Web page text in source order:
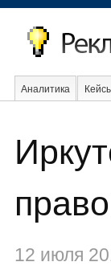
Аналитика
Факты
12 июля